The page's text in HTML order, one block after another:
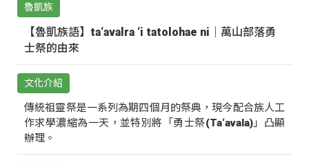
魯凱族
【魯凱族語】ta‘avalra ‘i tatolohae ni｜萬山部落勇
士祭的由來
文化介紹
傳統祖靈祭是一系列為期四個月的祭典，現今配合族人工
作求學濃縮為一天，並特別將「勇士祭(Ta‘avala)」凸顯
辦理。